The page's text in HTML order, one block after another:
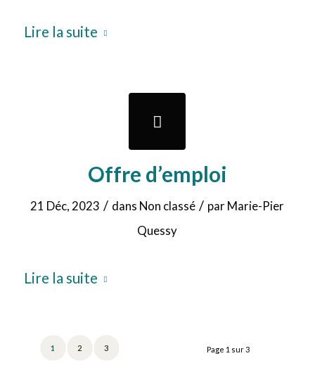
Lire la suite
Offre d’emploi
21 Déc, 2023 / dans Non classé / parMarie-Pier
Quessy
Lire la suite
Page 1 sur 3
1 2 3